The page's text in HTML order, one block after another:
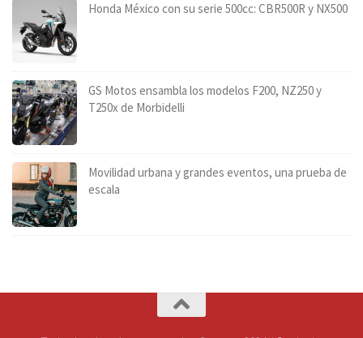
Honda México con su serie 500cc: CBR500R y NX500
GS Motos ensambla los modelos F200, NZ250 y
T250x de Morbidelli
Movilidad urbana y grandes eventos, una prueba de
escala